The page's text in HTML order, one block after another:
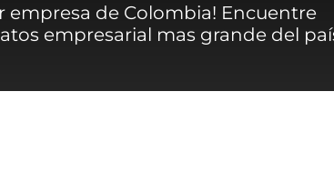
empresa de Colombia! Encuentre
empresarial mas grande del